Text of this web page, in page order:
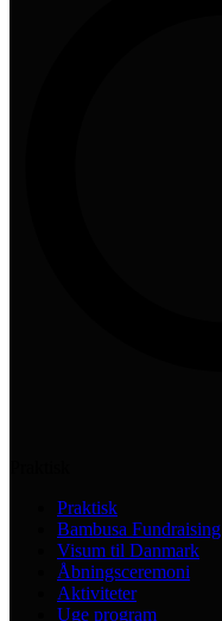
Praktisk
Bambusa Fundraising
Visum til Danmark
Åbningsceremoni
Aktiviteter
Uge program